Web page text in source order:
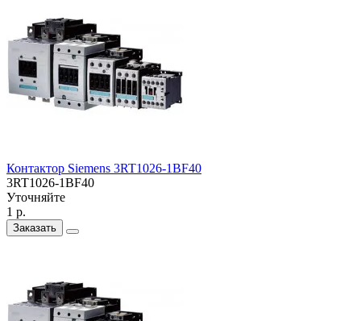
Контактор Siemens 3RT1026-1BF40
3RT1026-1BF40
Уточняйте
1 р.
Заказать